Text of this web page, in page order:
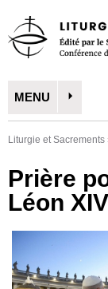
MENU
Liturgie et Sacrements
Prière
Léon XIV